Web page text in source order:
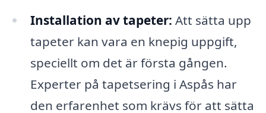
Installation av tapeter: Att sätta upp
tapeter kan vara en knepig uppgift,
speciellt om det är första gången.
Experter på tapetsering i Aspås har
den erfarenhet som krävs för att sätta